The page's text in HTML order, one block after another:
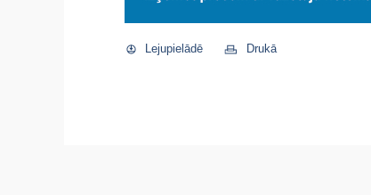
Lejupielādē Drukā